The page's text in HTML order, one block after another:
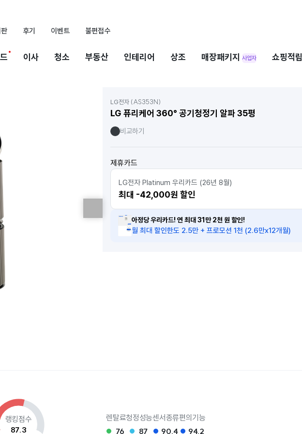
후기 이벤트 불편접수
이사 청소 부동산 인테리어 상조 매장패키지 사업자 쇼핑적립
LG전자 (AS353N)
LG 퓨리케어 360° 공기청정기 알파 35평
비교하기
제휴카드
LG전자 Platinum 우리카드 (26년 8월)
최대 -42,000원 할인
아정당 우리카드! 연 최대 31만 2천 원 할인!
월 최대 할인한도 2.5만 + 프로모션 1천 (2.6만x12개월)
랭킹점수
87.3
렌탈료
76
청정성능
87
센서종류
90.4
편의기능
94.2